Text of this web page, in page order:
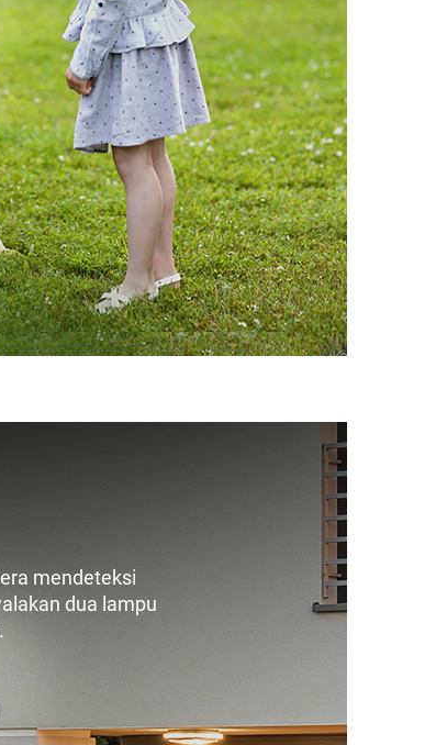
mendeteksi
dua lampu